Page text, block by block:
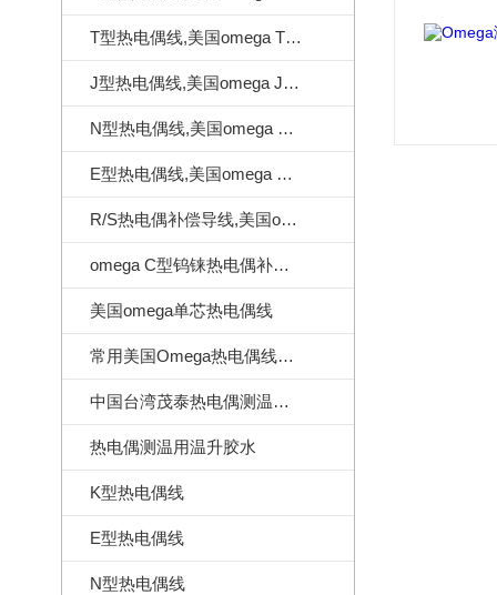
T型热电偶线,美国omega T型热电偶线
J型热电偶线,美国omega J型热电偶线
N型热电偶线,美国omega N型热电偶线
E型热电偶线,美国omega E型热电偶线
R/S热电偶补偿导线,美国omega热电偶补偿导线
omega C型钨铼热电偶补偿导线
美国omega单芯热电偶线
常用美国Omega热电偶线订做样式
中国台湾茂泰热电偶测温线|耐温260度
热电偶测温用温升胶水
K型热电偶线
E型热电偶线
N型热电偶线